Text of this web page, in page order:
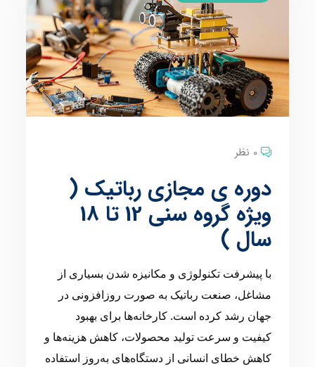
0 نظر
دوره ی مجازی رباتیک (
ویژه گروه سنی 12 تا 18
سال )
با پیشرفت تکنولوژی و مکانیزه شدن بسیاری از
مشاغل، صنعت رباتیک به صورت روزافزونی در
جهان رشد کرده است. کارخانه‌ها برای بهبود
کیفیت و سرعت تولید محصولات، کاهش هزینه‌ها و
کاهش خطای انسانی از دستگاه‌های به‌روز استفاده